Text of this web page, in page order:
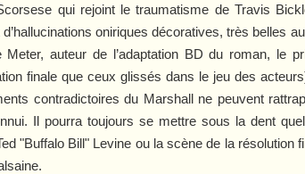
qui rejoint le traumatisme de Travis
oniriques décoratives, très belles
auteur de l’adaptation BD du roman, le
finale que ceux glissés dans le jeu des
contradictoires du Marshall ne peuvent
Il pourra toujours se mettre sous la dent
"Buffalo Bill" Levine ou la scène de la résolution